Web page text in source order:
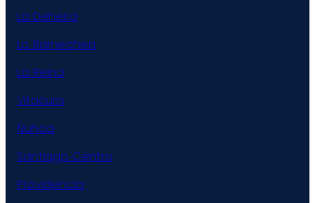
La Dehesa
Lo Barnechea
La Reina
Vitacura
Ñuñoa
Santiago Centro
Providencia